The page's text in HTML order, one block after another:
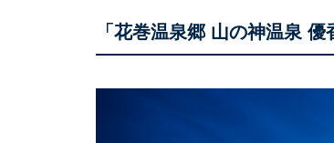
「花巻温泉郷 山の神温泉